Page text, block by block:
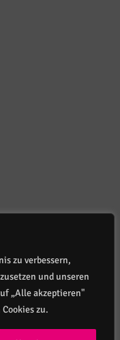
zu verbessern,
und unseren
„Alle akzeptieren"
zu.